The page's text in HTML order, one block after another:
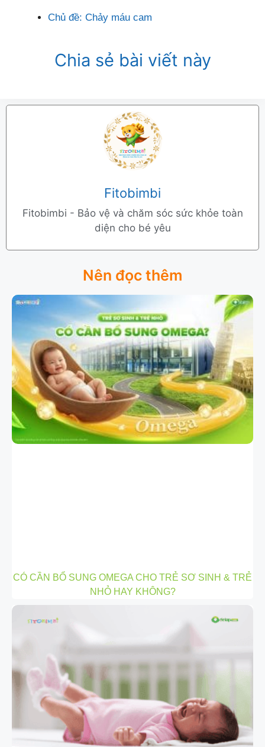
Chủ đề: Chảy máu cam
Chia sẻ bài viết này
Fitobimbi
Fitobimbi - Bảo vệ và chăm sóc sức khỏe toàn
diện cho bé yêu
Nên đọc thêm
CÓ CẦN BỔ SUNG OMEGA CHO TRẺ SƠ SINH & TRẺ
NHỎ HAY KHÔNG?